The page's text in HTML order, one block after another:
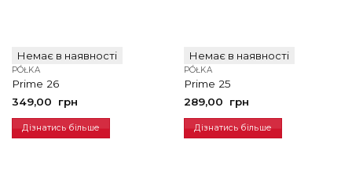
Немає в наявності
PÓŁKA
Prime 26
349,00
грн
Дізнатись більше
Немає в наявності
PÓŁKA
Prime 25
289,00
грн
Дізнатись більше